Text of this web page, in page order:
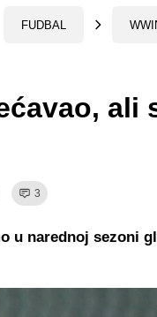
FUDBAL
ali
3
u narednoj sezoni